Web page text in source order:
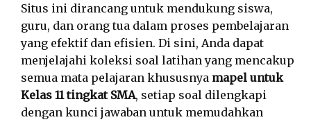
Situs ini dirancang untuk mendukung siswa,
guru, dan orang tua dalam proses pembelajaran
yang efektif dan efisien. Di sini, Anda dapat
menjelajahi koleksi soal latihan yang mencakup
semua mata pelajaran khususnya mapel untuk
Kelas 11 tingkat SMA, setiap soal dilengkapi
dengan kunci jawaban untuk memudahkan